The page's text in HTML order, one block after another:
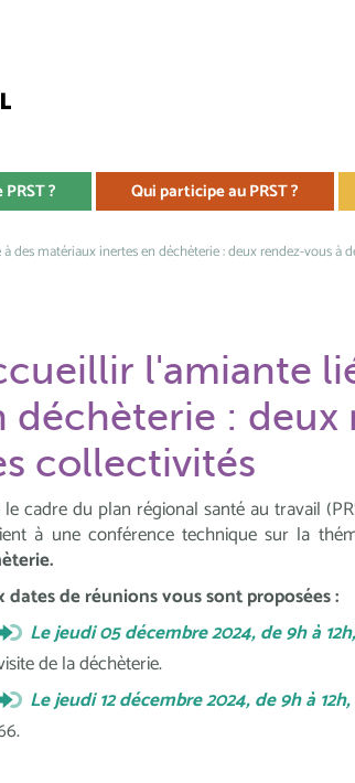
? Qui participe au PRST ?
des matériaux inertes en déchèterie : deux rendez-vous à
l'amiante
déchèterie :
collectivités
le cadre du plan régional santé au travail
à une conférence technique sur la
dates de réunions vous sont proposées :
Le jeudi 05 décembre 2024, de 9h à
de la déchèterie.
Le jeudi 12 décembre 2024, de 9h à